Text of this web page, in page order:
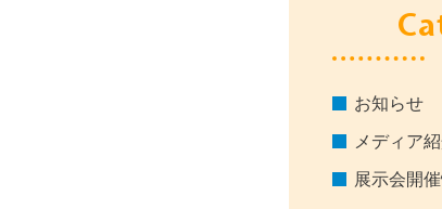
お知らせ
メディア
展示会開